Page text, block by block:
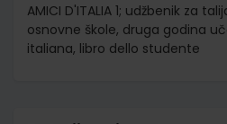
AMICI D'ITALIA 1; udžbenik za
osnovne škole, druga godina
italiana, libro dello studente